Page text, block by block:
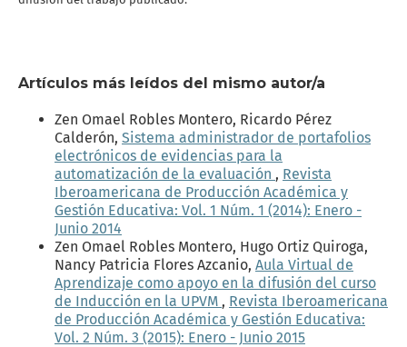
Artículos más leídos del mismo autor/a
Zen Omael Robles Montero, Ricardo Pérez
Calderón, Sistema administrador de portafolios
electrónicos de evidencias para la
automatización de la evaluación , Revista
Iberoamericana de Producción Académica y
Gestión Educativa: Vol. 1 Núm. 1 (2014): Enero -
Junio 2014
Zen Omael Robles Montero, Hugo Ortiz Quiroga,
Nancy Patricia Flores Azcanio, Aula Virtual de
Aprendizaje como apoyo en la difusión del curso
de Inducción en la UPVM , Revista Iberoamericana
de Producción Académica y Gestión Educativa:
Vol. 2 Núm. 3 (2015): Enero - Junio 2015